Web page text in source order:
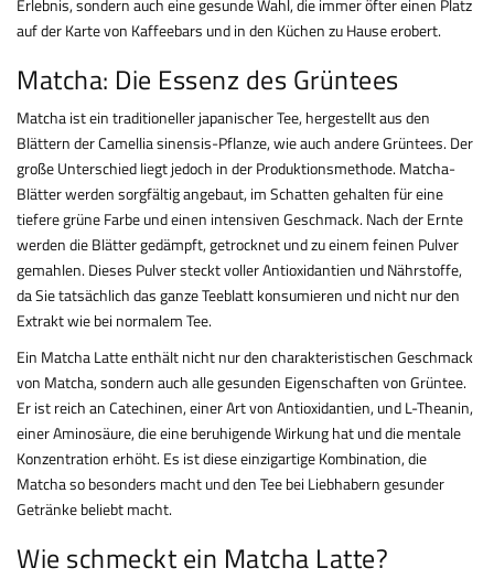
Erlebnis, sondern auch eine gesunde Wahl, die immer öfter einen Platz
auf der Karte von Kaffeebars und in den Küchen zu Hause erobert.
Matcha: Die Essenz des Grüntees
Matcha ist ein traditioneller japanischer Tee, hergestellt aus den
Blättern der Camellia sinensis-Pflanze, wie auch andere Grüntees. Der
große Unterschied liegt jedoch in der Produktionsmethode. Matcha-
Blätter werden sorgfältig angebaut, im Schatten gehalten für eine
tiefere grüne Farbe und einen intensiven Geschmack. Nach der Ernte
werden die Blätter gedämpft, getrocknet und zu einem feinen Pulver
gemahlen. Dieses Pulver steckt voller Antioxidantien und Nährstoffe,
da Sie tatsächlich das ganze Teeblatt konsumieren und nicht nur den
Extrakt wie bei normalem Tee.
Ein Matcha Latte enthält nicht nur den charakteristischen Geschmack
von Matcha, sondern auch alle gesunden Eigenschaften von Grüntee.
Er ist reich an Catechinen, einer Art von Antioxidantien, und L-Theanin,
einer Aminosäure, die eine beruhigende Wirkung hat und die mentale
Konzentration erhöht. Es ist diese einzigartige Kombination, die
Matcha so besonders macht und den Tee bei Liebhabern gesunder
Getränke beliebt macht.
Wie schmeckt ein Matcha Latte?